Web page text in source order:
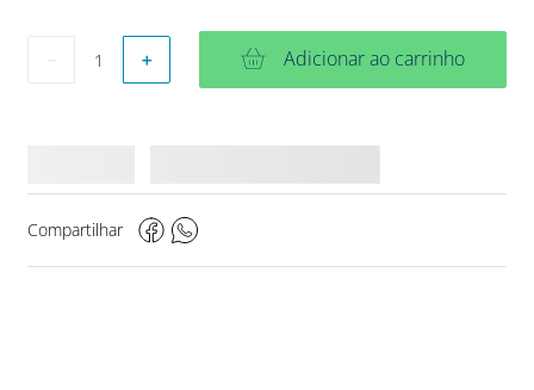
＋ Adicionar ao carrinho
Compartilhar